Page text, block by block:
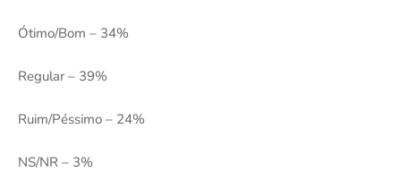
Ótimo/Bom – 34%
Regular – 39%
Ruim/Péssimo – 24%
NS/NR – 3%